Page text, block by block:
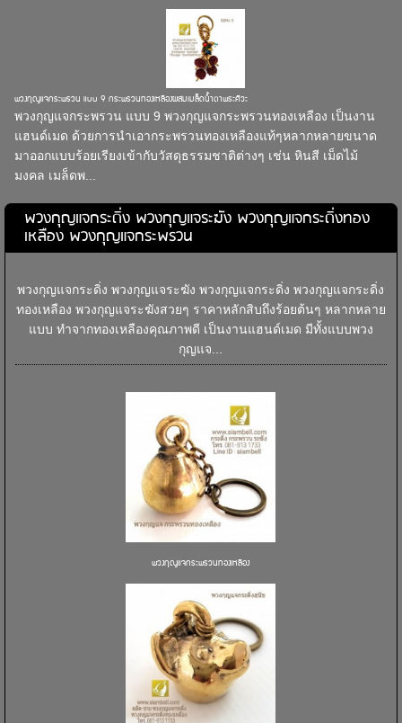
พวงกุญแจกระพรวน แบบ 9 กระพรวนทองเหลืองผสมเมล็ดน้ำตาพระศิวะ
พวงกุญแจกระพรวน แบบ 9 พวงกุญแจกระพรวนทองเหลือง เป็นงาน
แฮนด์เมด ด้วยการนำเอากระพรวนทองเหลืองแท้ๆหลากหลายขนาด
มาออกแบบร้อยเรียงเข้ากับวัสดุธรรมชาติต่างๆ เช่น หินสี เม็ดไม้
มงคล เมล็ดพ...
พวงกุญแจกระดิ่ง พวงกุญแจระฆัง พวงกุญแจกระดิ่งทอง
เหลือง พวงกุญแจกระพรวน
พวงกุญแจกระดิ่ง พวงกุญแจระฆัง พวงกุญแจกระดิ่ง พวงกุญแจกระดิ่ง
ทองเหลือง พวงกุญแจระฆังสวยๆ ราคาหลักสิบถึงร้อยต้นๆ หลากหลาย
แบบ ทำจากทองเหลืองคุณภาพดี เป็นงานแฮนด์เมด มีทั้งแบบพวง
กุญแจ...
พวงกุญแจกระพรวนทองเหลือง